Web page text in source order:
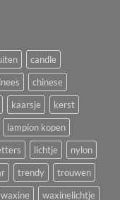
candle
chinese
kaarsje
kerst
lampion kopen
lichtje
nylon
trendy
trouwen
waxine waxinelichtje